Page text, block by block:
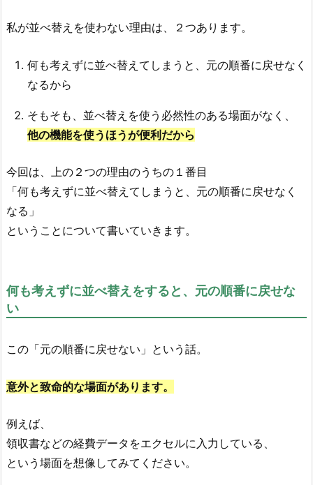
私が並べ替えを使わない理由は、２つあります。
何も考えずに並べ替えてしまうと、元の順番に戻せなく
なるから
そもそも、並べ替えを使う必然性のある場面がなく、
他の機能を使うほうが便利だから
今回は、上の２つの理由のうちの１番目
「何も考えずに並べ替えてしまうと、元の順番に戻せなく
なる」
ということについて書いていきます。
何も考えずに並べ替えをすると、元の順番に戻せな
い
この「元の順番に戻せない」という話。
意外と致命的な場面があります。
例えば、
領収書などの経費データをエクセルに入力している、
という場面を想像してみてください。